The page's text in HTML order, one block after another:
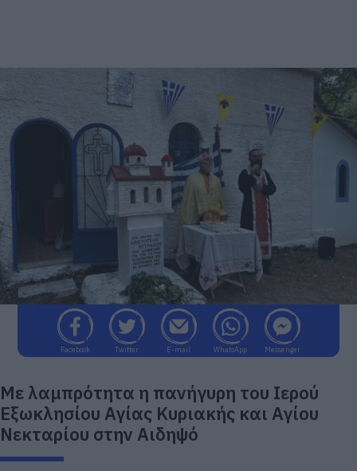
Facebook Twitter E-mail WhatsApp Messenger
Με λαμπρότητα η πανήγυρη του Ιερού
Εξωκλησίου Αγίας Κυριακής και Αγίου
Νεκταρίου στην Αιδηψό